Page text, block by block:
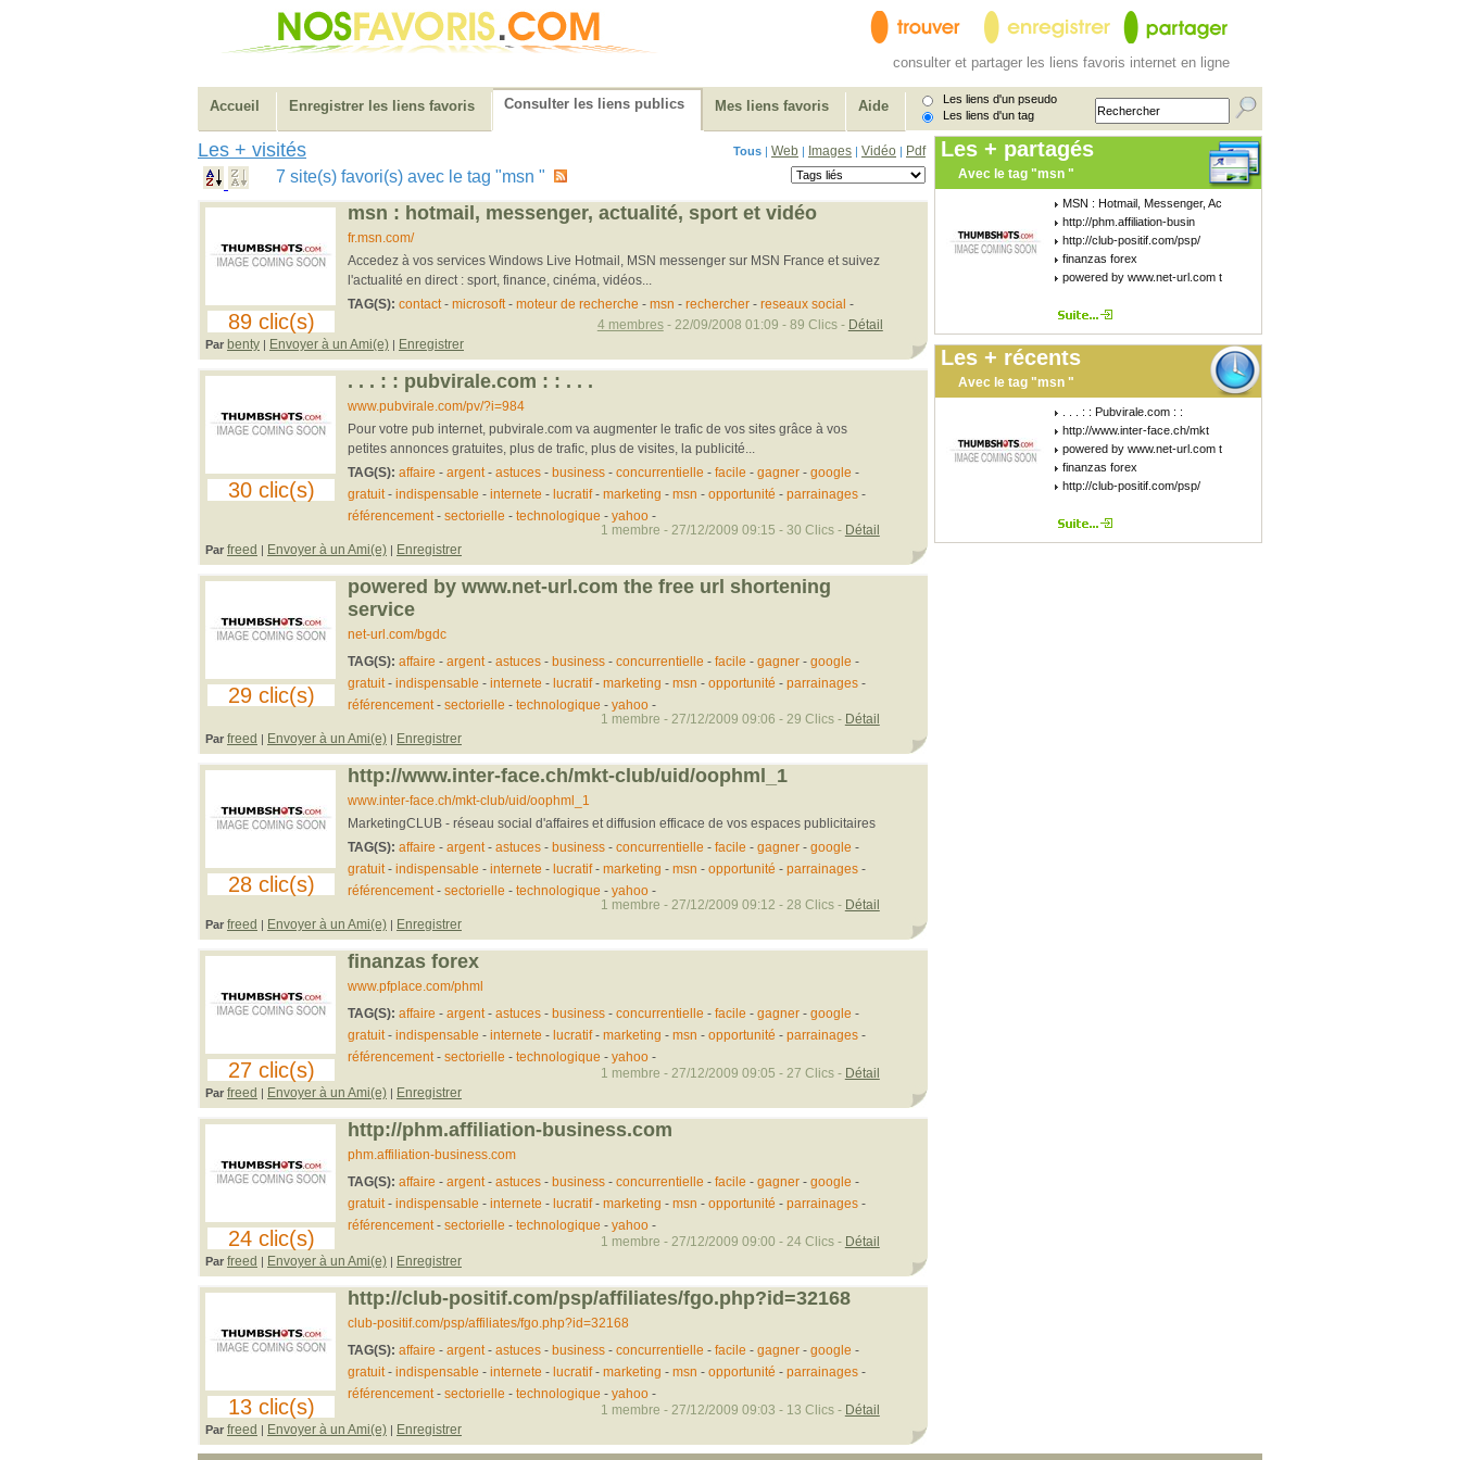
consulter et partager les liens favoris internet en ligne
Accueil Enregistrer les liens favoris Consulter les liens publics Mes liens favoris Aide
Les liens d'un pseudo
Les liens d'un tag
Les + visités Tous | Web | Images | Vidéo | Pdf
7 site(s) favori(s) avec le tag "msn "
89 clic(s)
msn : hotmail, messenger, actualité, sport et vidéo
fr.msn.com/
Accedez à vos services Windows Live Hotmail, MSN messenger sur MSN France et suivez
l'actualité en direct : sport, finance, cinéma, vidéos...
TAG(S): contact- microsoft- moteur de recherche - msn - rechercher- reseaux social -
Par benty | Envoyer à un Ami(e) | Enregistrer
4 membres- 22/09/2008 01:09 - 89 Clics - Détail
30 clic(s)
. . . : : pubvirale.com : : . . .
www.pubvirale.com/pv/?i=984
Pour votre pub internet, pubvirale.com va augmenter le trafic de vos sites grâce à vos
petites annonces gratuites, plus de trafic, plus de visites, la publicité...
TAG(S): affaire - argent- astuces- business- concurrentielle - facile - gagner- google -
gratuit- indispensable - internete - lucratif- marketing - msn - opportunité - parrainages-
référencement- sectorielle - technologique - yahoo-
Par freed | Envoyer à un Ami(e) | Enregistrer
1 membre - 27/12/2009 09:15 - 30 Clics - Détail
29 clic(s)
powered by www.net-url.com the free url shortening
service
net-url.com/bgdc
TAG(S): affaire - argent- astuces- business- concurrentielle - facile - gagner- google -
gratuit- indispensable - internete - lucratif- marketing - msn - opportunité - parrainages-
référencement- sectorielle - technologique - yahoo-
Par freed | Envoyer à un Ami(e) | Enregistrer
1 membre - 27/12/2009 09:06 - 29 Clics - Détail
28 clic(s)
http://www.inter-face.ch/mkt-club/uid/oophml_1
www.inter-face.ch/mkt-club/uid/oophml_1
MarketingCLUB - réseau social d'affaires et diffusion efficace de vos espaces publicitaires
TAG(S): affaire - argent- astuces- business- concurrentielle - facile - gagner- google -
gratuit- indispensable - internete - lucratif- marketing - msn - opportunité - parrainages-
référencement- sectorielle - technologique - yahoo-
Par freed | Envoyer à un Ami(e) | Enregistrer
1 membre - 27/12/2009 09:12 - 28 Clics - Détail
27 clic(s)
finanzas forex
www.pfplace.com/phml
TAG(S): affaire - argent- astuces- business- concurrentielle - facile - gagner- google -
gratuit- indispensable - internete - lucratif- marketing - msn - opportunité - parrainages-
référencement- sectorielle - technologique - yahoo-
Par freed | Envoyer à un Ami(e) | Enregistrer
1 membre - 27/12/2009 09:05 - 27 Clics - Détail
24 clic(s)
http://phm.affiliation-business.com
phm.affiliation-business.com
TAG(S): affaire - argent- astuces- business- concurrentielle - facile - gagner- google -
gratuit- indispensable - internete - lucratif- marketing - msn - opportunité - parrainages-
référencement- sectorielle - technologique - yahoo-
Par freed | Envoyer à un Ami(e) | Enregistrer
1 membre - 27/12/2009 09:00 - 24 Clics - Détail
13 clic(s)
http://club-positif.com/psp/affiliates/fgo.php?id=32168
club-positif.com/psp/affiliates/fgo.php?id=32168
TAG(S): affaire - argent- astuces- business- concurrentielle - facile - gagner- google -
gratuit- indispensable - internete - lucratif- marketing - msn - opportunité - parrainages-
référencement- sectorielle - technologique - yahoo-
Par freed | Envoyer à un Ami(e) | Enregistrer
1 membre - 27/12/2009 09:03 - 13 Clics - Détail
Les + partagés
Avec le tag "msn "
MSN : Hotmail, Messenger, Ac
http://phm.affiliation-busin
http://club-positif.com/psp/
finanzas forex
powered by www.net-url.com t
Les + récents
Avec le tag "msn "
. . . : : Pubvirale.com : :
http://www.inter-face.ch/mkt
powered by www.net-url.com t
finanzas forex
http://club-positif.com/psp/